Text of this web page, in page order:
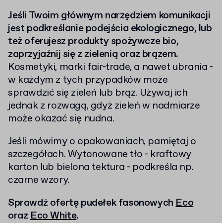
Jeśli Twoim głównym narzędziem komunikacji
jest podkreślanie podejścia ekologicznego, lub
też oferujesz produkty spożywcze bio,
zaprzyjaźnij się z zielenią oraz brązem.
Kosmetyki, marki fair-trade, a nawet ubrania -
w każdym z tych przypadków może
sprawdzić się zieleń lub brąz. Używaj ich
jednak z rozwagą, gdyż zieleń w nadmiarze
może okazać się nudna.
Jeśli mówimy o opakowaniach, pamiętaj o
szczegółach. Wytonowane tło - kraftowy
karton lub bielona tektura - podkreśla np.
czarne wzory.
Sprawdź ofertę pudełek fasonowychEco
orazEco White.